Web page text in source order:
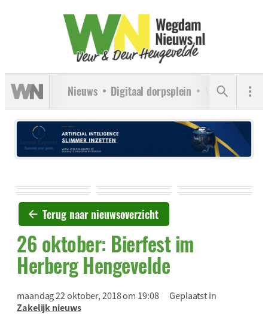
Nieuws Digitaal dorpsplein Verenigingen
Terug naar nieuwsoverzicht
26 oktober: Bierfest im
Herberg Hengevelde
maandag 22 oktober, 2018 om 19:08
Geplaatst in
Zakelijk nieuws